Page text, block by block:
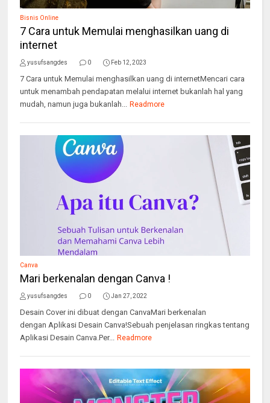
Bisnis Online
7 Cara untuk Memulai menghasilkan uang di
internet
yusufsangdes 0 Feb 12, 2023
7 Cara untuk Memulai menghasilkan uang di internetMencari cara
untuk menambah pendapatan melalui internet bukanlah hal yang
mudah, namun juga bukanlah... Readmore
Canva
Mari berkenalan dengan Canva !
yusufsangdes 0 Jan 27, 2022
Desain Cover ini dibuat dengan CanvaMari berkenalan
dengan Aplikasi Desain Canva!Sebuah penjelasan ringkas tentang
Aplikasi Desain Canva.Per... Readmore